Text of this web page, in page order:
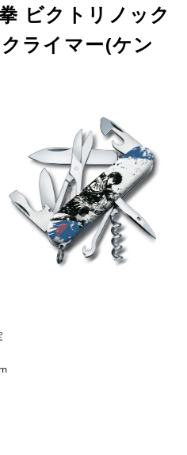
ビクトリノック
ライマー(ケン